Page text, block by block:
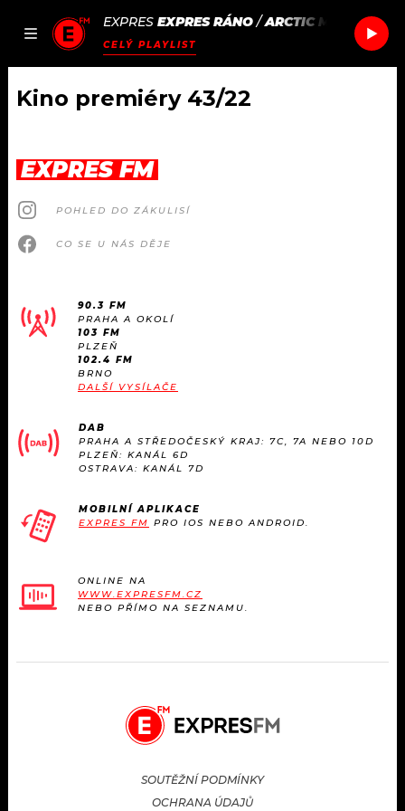
JAK
SEZNAM.CZ
EXPRES EXPRES RÁNO/ARCTIC MONKEYS
CELÝ PLAYLIST
DOMŮ
ČLÁNKY
AKTUÁLNĚ
ROZHOVORY
#NEBUDUDOMA
KVÍZY
TRENDY
KULTURA
PODCASTY
RÁDIO
APLIKACE
PROGRAM
PLAYLIST
JAK NALADIT
SOUTĚŽE
Kino premiéry 43/22
EXPRES FM
POHLED DO ZÁKULISÍ
CO SE U NÁS DĚJE
90.3 FM
PRAHA A OKOLÍ
103 FM
PLZEŇ
102.4 FM
BRNO
DALŠÍ VYSÍLAČE
DAB
PRAHA A STŘEDOČESKÝ KRAJ: 7C, 7A NEBO 10D
PLZEŇ: KANÁL 6D
OSTRAVA: KANÁL 7D
MOBILNÍ APLIKACE
EXPRES FM PRO IOS NEBO ANDROID.
ONLINE NA
WWW.EXPRESFM.CZ
NEBO PŘÍMO NA SEZNAMU.
SOUTĚŽNÍ PODMÍNKY
OCHRANA ÚDAJŮ